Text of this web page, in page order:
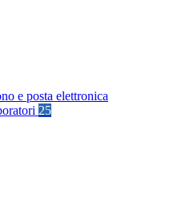
e posta elettronica
25